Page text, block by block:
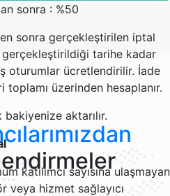
sonra : %50
sonra gerçekleştirilen iptal
tarihe kadar
oturumlar ücretlendirilir. İade
üzerinden hesaplanır.
aktarılır.
katılımcı sayısına ulaşmayan
hizmet sağlayıcı